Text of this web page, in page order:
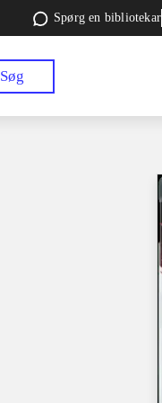
Spørg en bibliotekar
Søg